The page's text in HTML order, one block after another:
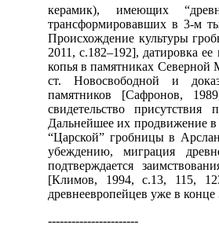
керамик), имеющих
трансформировавших в 3-м
Происхождение культуры
2011, с.182–192], датировка
копья в памятниках Северной
ст. Новосвободной и
памятников [Сафронов,
свидетельство
Дальнейшее их продвижение
“Царской” гробницы в
убеждению, миграция
подтверждается
[Климов, 1994, с.13, 115,
древнеевропейцев уже в конце
-----------------------